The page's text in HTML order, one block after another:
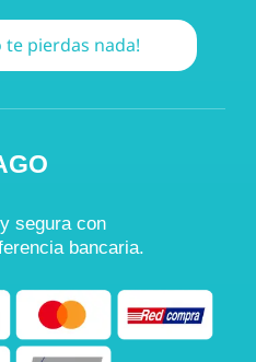
te pierdas nada!
segura con
bancaria.